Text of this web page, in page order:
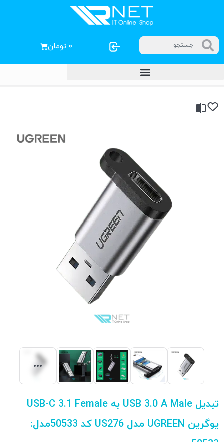
۰ تومان
تبدیل USB 3.0 A Male به USB-C 3.1 Female
یوگرین UGREEN مدل US276 کد 50533مدل: